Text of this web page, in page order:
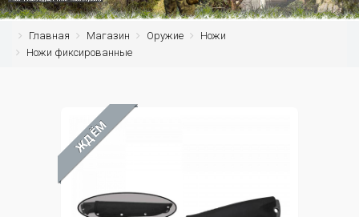
Главная Магазин Оружие
Ножи
Ножи фиксированные
ЖДЁМ